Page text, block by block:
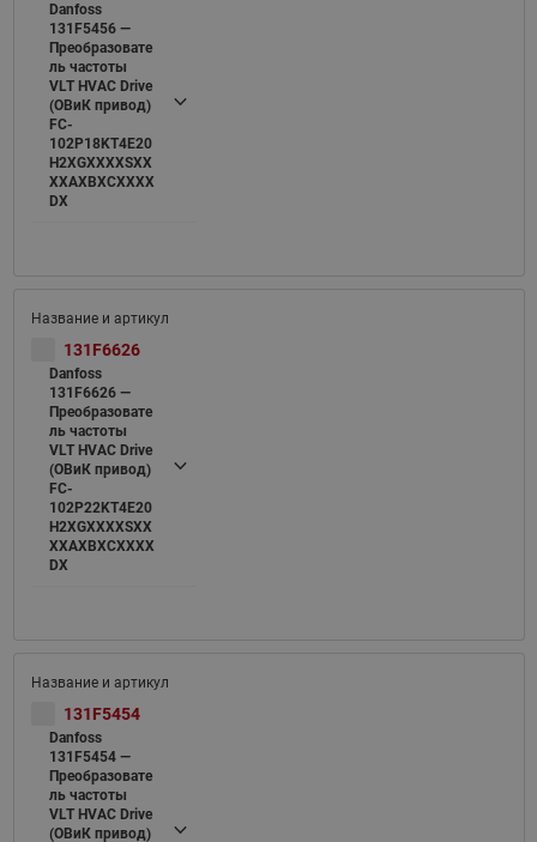
Danfoss
131F5456 —
Преобразовате
ль частоты
VLT HVAC Drive
(ОВиК привод)
FC-
102P18KT4E20
H2XGXXXXSXX
XXAXBXCXXXX
DX
131F6626
Danfoss
131F6626 —
Преобразовате
ль частоты
VLT HVAC Drive
(ОВиК привод)
FC-
102P22KT4E20
H2XGXXXXSXX
XXAXBXCXXXX
DX
131F5454
Danfoss
131F5454 —
Преобразовате
ль частоты
VLT HVAC Drive
(ОВиК привод)